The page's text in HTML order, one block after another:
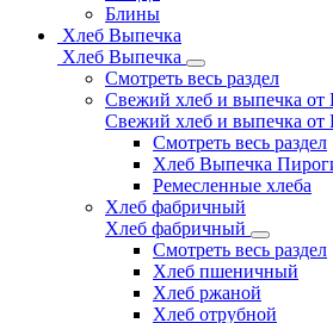
Блины
Хлеб Выпечка
Хлеб Выпечка
Смотреть весь раздел
Свежий хлеб и выпечка от
Свежий хлеб и выпечка от
Смотреть весь раздел
Хлеб Выпечка
Ремесленные хлеба
Хлеб фабричный
Хлеб фабричный
Смотреть весь раздел
Хлеб пшеничный
Хлеб ржаной
Хлеб отрубной